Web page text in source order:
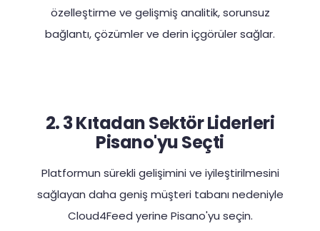
özelleştirme ve gelişmiş analitik, sorunsuz
bağlantı, çözümler ve derin içgörüler sağlar.
2. 3 Kıtadan Sektör Liderleri
Pisano'yu Seçti
Platformun sürekli gelişimini ve iyileştirilmesini
sağlayan daha geniş müşteri tabanı nedeniyle
Cloud4Feed yerine Pisano'yu seçin.